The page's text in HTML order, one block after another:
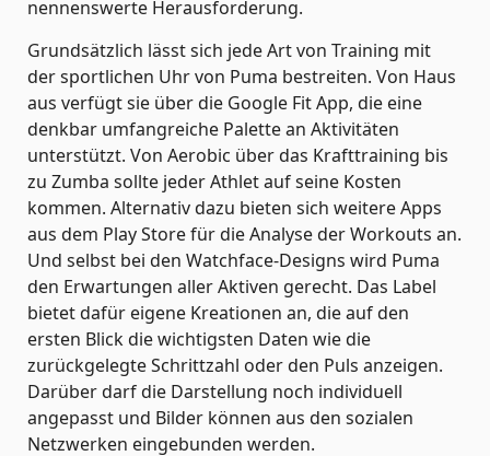
nennenswerte Herausforderung.
Grundsätzlich lässt sich jede Art von Training mit
der sportlichen Uhr von Puma bestreiten. Von Haus
aus verfügt sie über die Google Fit App, die eine
denkbar umfangreiche Palette an Aktivitäten
unterstützt. Von Aerobic über das Krafttraining bis
zu Zumba sollte jeder Athlet auf seine Kosten
kommen. Alternativ dazu bieten sich weitere Apps
aus dem Play Store für die Analyse der Workouts an.
Und selbst bei den Watchface-Designs wird Puma
den Erwartungen aller Aktiven gerecht. Das Label
bietet dafür eigene Kreationen an, die auf den
ersten Blick die wichtigsten Daten wie die
zurückgelegte Schrittzahl oder den Puls anzeigen.
Darüber darf die Darstellung noch individuell
angepasst und Bilder können aus den sozialen
Netzwerken eingebunden werden.